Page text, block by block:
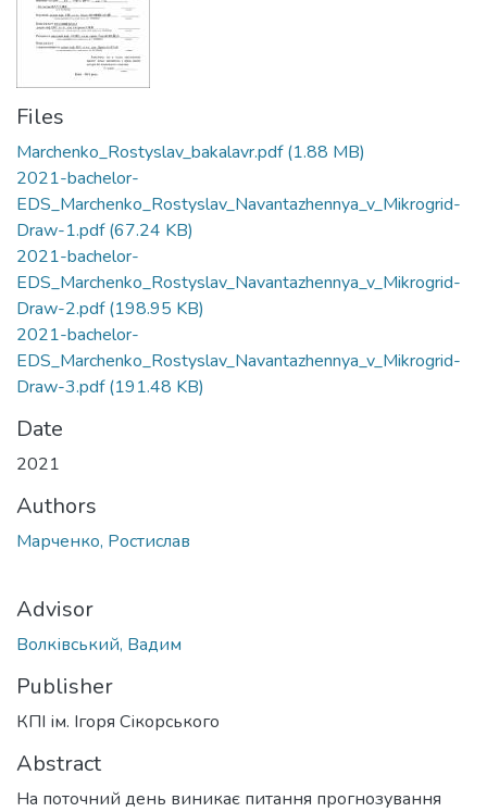
Files
Marchenko_Rostyslav_bakalavr.pdf(1.88 MB)
2021-bachelor-
EDS_Marchenko_Rostyslav_Navantazhennya_v_Mikrogrid-
Draw-1.pdf(67.24 KB)
2021-bachelor-
EDS_Marchenko_Rostyslav_Navantazhennya_v_Mikrogrid-
Draw-2.pdf(198.95 KB)
2021-bachelor-
EDS_Marchenko_Rostyslav_Navantazhennya_v_Mikrogrid-
Draw-3.pdf(191.48 KB)
Date
2021
Authors
Марченко, Ростислав
Advisor
Волківський, Вадим
Publisher
КПІ ім. Ігоря Сікорського
Abstract
На поточний день виникає питання прогнозування